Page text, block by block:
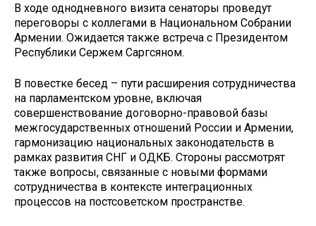
В ходе однодневного визита сенаторы проведут
переговоры с коллегами в Национальном Собрании
Армении. Ожидается также встреча с Президентом
Республики Сержем Саргсяном.
В повестке бесед – пути расширения сотрудничества
на парламентском уровне, включая
совершенствование договорно-правовой базы
межгосударственных отношений России и Армении,
гармонизацию национальных законодательств в
рамках развития СНГ и ОДКБ. Стороны рассмотрят
также вопросы, связанные с новыми формами
сотрудничества в контексте интеграционных
процессов на постсоветском пространстве.